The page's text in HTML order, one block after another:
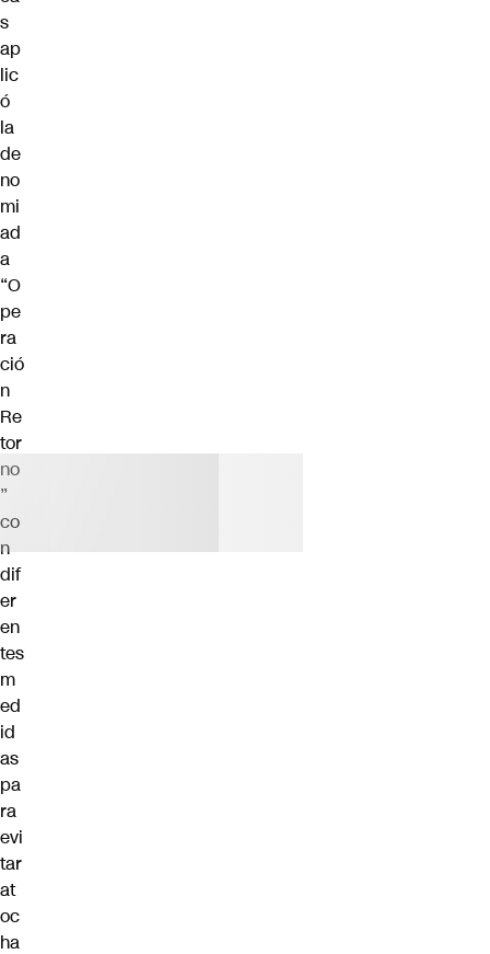
s
ap
lic
ó
la
de
no
mi
ad
a
“O
pe
ra
ció
n
Re
tor
no
”
co
n
dif
er
en
tes
m
ed
id
as
pa
ra
evi
tar
at
oc
ha